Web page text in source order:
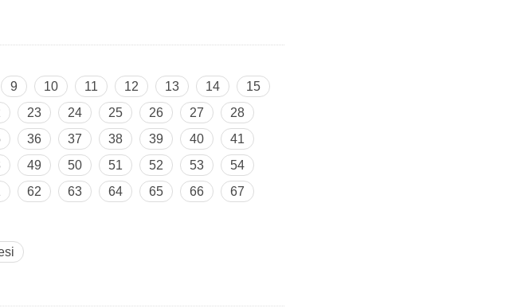
9 10 11 12 13 14
15
23 24 25 26 27
28
36 37 38 39 40
41
49 50 51 52 53
54
62 63 64 65 66
67